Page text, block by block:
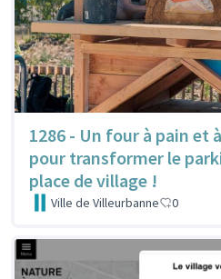
1286 - Un four à pain et
pour transformer le
place de village !
Ville de Villeurbanne 0